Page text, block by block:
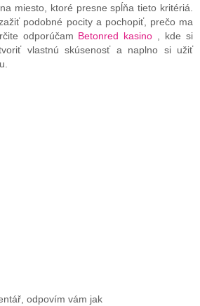
miesto, ktoré presne spĺňa tieto kritériá.
podobné pocity a pochopiť, prečo ma
odporúčam Betonred kasino , kde si
vlastnú skúsenosť a naplno si užiť
odpovím vám jak